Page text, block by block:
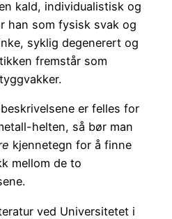
kald, individualistisk og
han som fysisk svak og
syklig degenerert og
fremstår som
er felles for
helten, så bør man
kjennetegn for å finne
mellom de to
ved Universitetet i